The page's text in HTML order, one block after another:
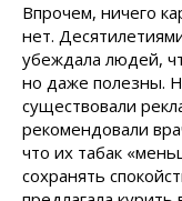
Впрочем, ничего
нет.
убеждала людей,
но даже полезны.
существовали
рекомендовали
что их табак
сохранять